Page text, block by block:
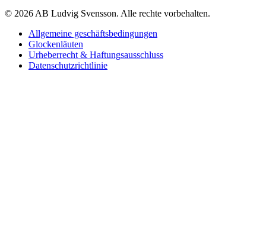
© 2026 AB Ludvig Svensson. Alle rechte vorbehalten.
Allgemeine geschäftsbedingungen
Glockenläuten
Urheberrecht & Haftungsausschluss
Datenschutzrichtlinie